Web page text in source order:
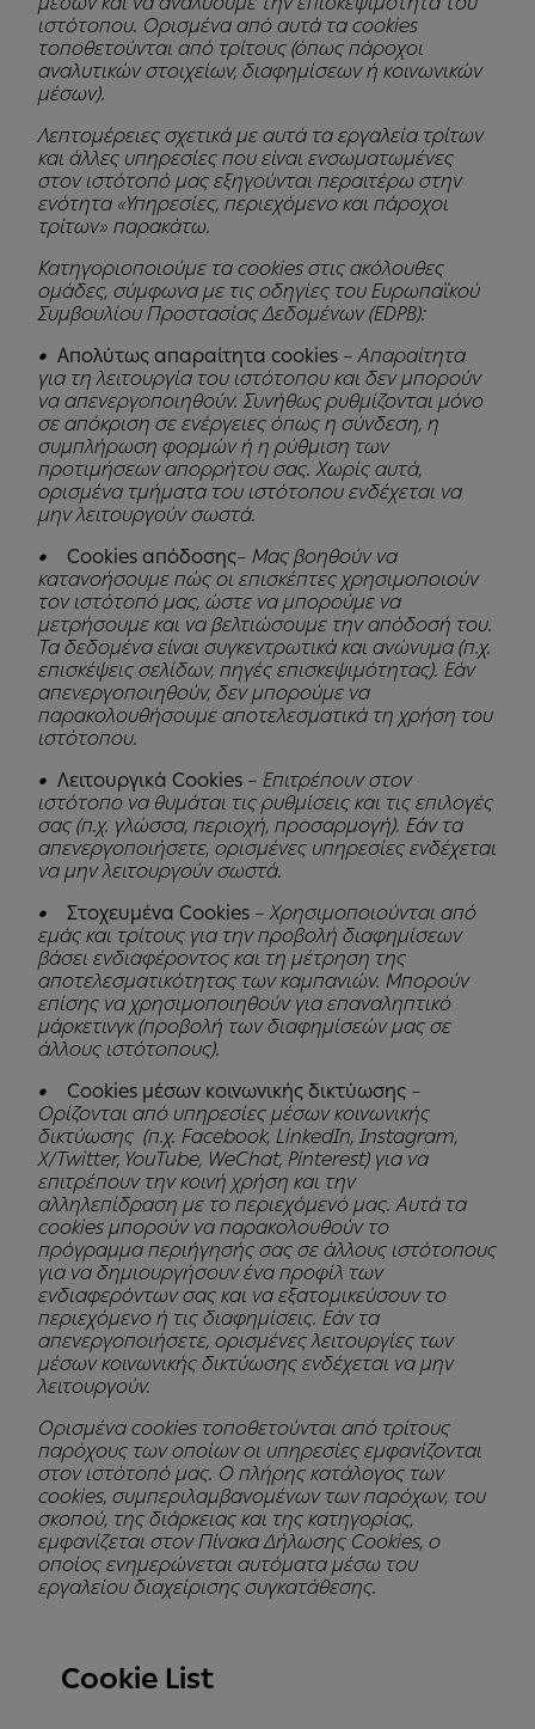
ιστότοπου. Ορισμένα από αυτά τα cookies
τοποθετούνται από τρίτους (όπως πάροχοι
αναλυτικών στοιχείων, διαφημίσεων ή κοινωνικών
μέσων).
Λεπτομέρειες σχετικά με αυτά τα εργαλεία τρίτων
και άλλες υπηρεσίες που είναι ενσωματωμένες
στον ιστότοπό μας εξηγούνται περαιτέρω στην
ενότητα «Υπηρεσίες, περιεχόμενο και πάροχοι
τρίτων» παρακάτω.
Κατηγοριοποιούμε τα cookies στις ακόλουθες
ομάδες, σύμφωνα με τις οδηγίες του Ευρωπαϊκού
Συμβουλίου Προστασίας Δεδομένων (EDPB):
• Απολύτως απαραίτητα cookies – Απαραίτητα
για τη λειτουργία του ιστότοπου και δεν μπορούν
να απενεργοποιηθούν. Συνήθως ρυθμίζονται μόνο
σε απόκριση σε ενέργειες όπως η σύνδεση, η
συμπλήρωση φορμών ή η ρύθμιση των
προτιμήσεων απορρήτου σας. Χωρίς αυτά,
ορισμένα τμήματα του ιστότοπου ενδέχεται να
μην λειτουργούν σωστά.
• Cookies απόδοσης– Μας βοηθούν να
κατανοήσουμε πώς οι επισκέπτες χρησιμοποιούν
τον ιστότοπό μας, ώστε να μπορούμε να
μετρήσουμε και να βελτιώσουμε την απόδοσή του.
Τα δεδομένα είναι συγκεντρωτικά και ανώνυμα (π.χ.
επισκέψεις σελίδων, πηγές επισκεψιμότητας). Εάν
απενεργοποιηθούν, δεν μπορούμε να
παρακολουθήσουμε αποτελεσματικά τη χρήση του
ιστότοπου.
• Λειτουργικά Cookies – Επιτρέπουν στον
ιστότοπο να θυμάται τις ρυθμίσεις και τις επιλογές
σας (π.χ. γλώσσα, περιοχή, προσαρμογή). Εάν τα
απενεργοποιήσετε, ορισμένες υπηρεσίες ενδέχεται
να μην λειτουργούν σωστά.
• Στοχευμένα Cookies – Χρησιμοποιούνται από
εμάς και τρίτους για την προβολή διαφημίσεων
βάσει ενδιαφέροντος και τη μέτρηση της
αποτελεσματικότητας των καμπανιών. Μπορούν
επίσης να χρησιμοποιηθούν για επαναληπτικό
μάρκετινγκ (προβολή των διαφημίσεών μας σε
άλλους ιστότοπους).
• Cookies μέσων κοινωνικής δικτύωσης –
Ορίζονται από υπηρεσίες μέσων κοινωνικής
δικτύωσης (π.χ. Facebook, LinkedIn, Instagram,
X/Twitter, YouTube, WeChat, Pinterest) για να
επιτρέπουν την κοινή χρήση και την
αλληλεπίδραση με το περιεχόμενό μας. Αυτά τα
cookies μπορούν να παρακολουθούν το
πρόγραμμα περιήγησής σας σε άλλους ιστότοπους
για να δημιουργήσουν ένα προφίλ των
ενδιαφερόντων σας και να εξατομικεύσουν το
περιεχόμενο ή τις διαφημίσεις. Εάν τα
απενεργοποιήσετε, ορισμένες λειτουργίες των
μέσων κοινωνικής δικτύωσης ενδέχεται να μην
λειτουργούν.
Ορισμένα cookies τοποθετούνται από τρίτους
παρόχους των οποίων οι υπηρεσίες εμφανίζονται
στον ιστότοπό μας. Ο πλήρης κατάλογος των
cookies, συμπεριλαμβανομένων των παρόχων, του
σκοπού, της διάρκειας και της κατηγορίας,
εμφανίζεται στον Πίνακα Δήλωσης Cookies, ο
οποίος ενημερώνεται αυτόματα μέσω του
εργαλείου διαχείρισης συγκατάθεσης.
Cookie List